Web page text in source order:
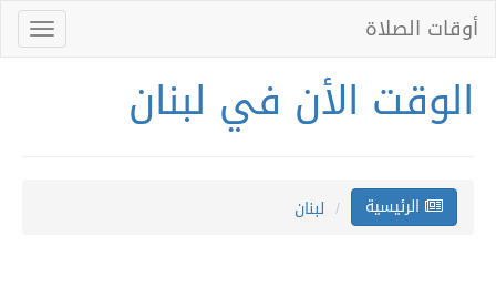
أوقات الصلاة
الوقت الأن في لبنان
الرئيسية لبنان